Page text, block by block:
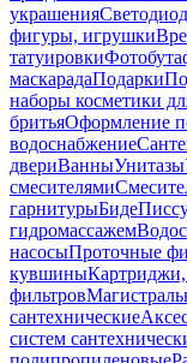
украшения
фигуры, игрушки
татуировки
маскарадаПодарки
наборы косметики
бритьяОформление
водоснабжение
двериВанныУнитазы
смесителями
гарнитурыБиде
гидромассажем
насосыПроточные
кувшины
фильтров
сантехнические
систем